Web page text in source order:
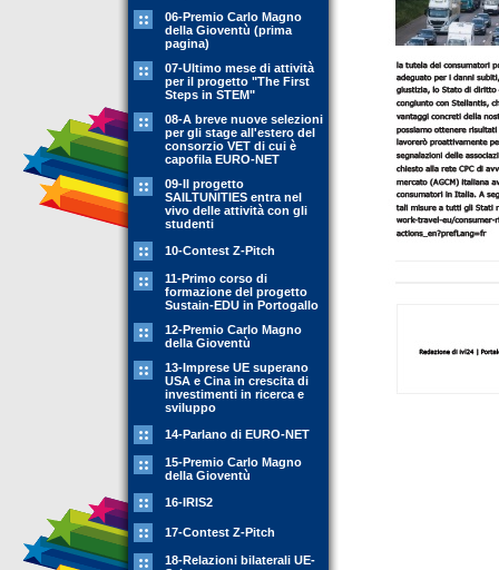
06-Premio Carlo Magno
della Gioventù (prima
pagina)
07-Ultimo mese di attività
per il progetto "The First
Steps in STEM"
08-A breve nuove selezioni
per gli stage all'estero del
consorzio VET di cui è
capofila EURO-NET
09-Il progetto
SAILTUNITIES entra nel
vivo delle attività con gli
studenti
10-Contest Z-Pitch
11-Primo corso di
formazione del progetto
Sustain-EDU in Portogallo
12-Premio Carlo Magno
della Gioventù
13-Imprese UE superano
USA e Cina in crescita di
investimenti in ricerca e
sviluppo
14-Parlano di EURO-NET
15-Premio Carlo Magno
della Gioventù
16-IRIS2
17-Contest Z-Pitch
18-Relazioni bilaterali UE-